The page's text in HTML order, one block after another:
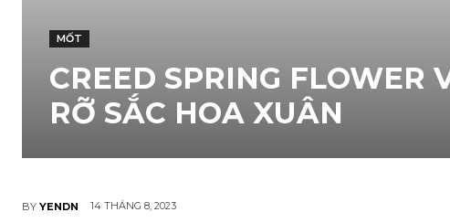
MỐT
CREED SPRING FLOWER
RỠ SẮC HOA XUÂN
BY YENDN 14 THÁNG 8, 2023